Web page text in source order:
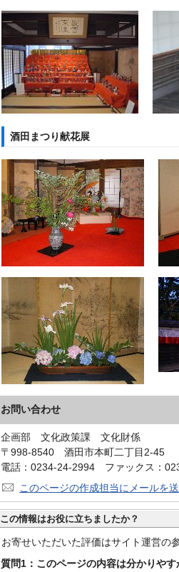
酒田まつり献花展
お問い合わせ
企画部 文化政策課 文化財係
〒998-8540 酒田市本町二丁目2-45
電話：0234-24-2994 ファックス：
このページの作成担当にメールを
この情報はお役に立ちましたか？
お寄せいただいた評価はサイト運営の
質問1：このページの内容は分かりやす